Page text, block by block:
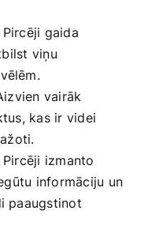
Pircēji gaida
viņu
vairāk
kas ir videi
Pircēji izmanto
informāciju un
paaugstinot